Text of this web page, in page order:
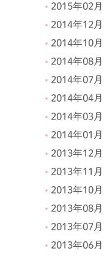
2015年02月
2014年12月
2014年10月
2014年08月
2014年07月
2014年04月
2014年03月
2014年01月
2013年12月
2013年11月
2013年10月
2013年08月
2013年07月
2013年06月